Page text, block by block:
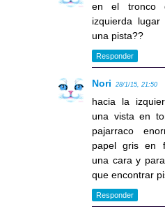
en el tronco
izquierda
una pista??
Responder
Nori 28/1/15, 21:50
hacia la
una vista en
pajarraco
papel gris en
una cara y
que encontrar
Responder